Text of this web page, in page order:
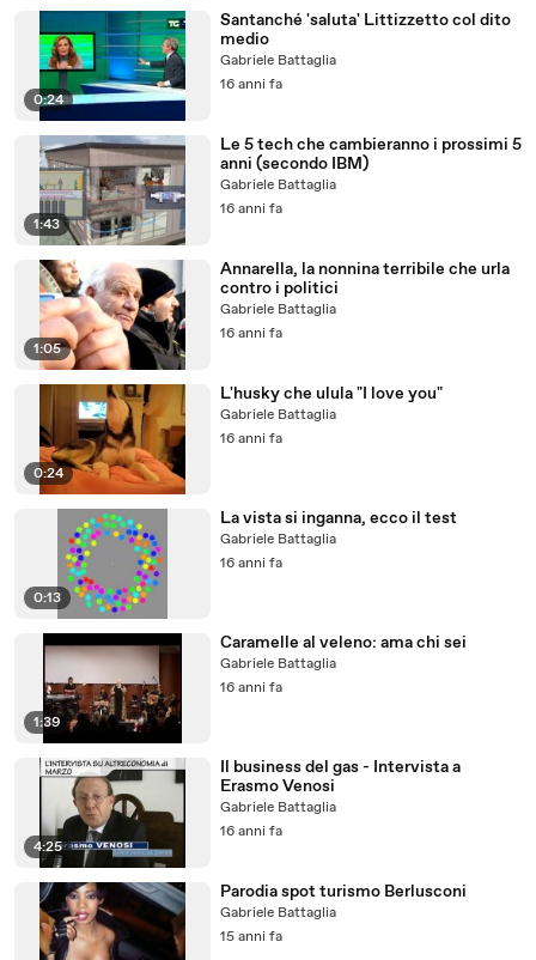
0:24
Santanché 'saluta' Littizzetto col dito
medio
Gabriele Battaglia
16 anni fa
1:43
Le 5 tech che cambieranno i prossimi 5
anni (secondo IBM)
Gabriele Battaglia
16 anni fa
1:05
Annarella, la nonnina terribile che urla
contro i politici
Gabriele Battaglia
16 anni fa
0:24
L'husky che ulula "I love you"
Gabriele Battaglia
16 anni fa
0:13
La vista si inganna, ecco il test
Gabriele Battaglia
16 anni fa
1:39
Caramelle al veleno: ama chi sei
Gabriele Battaglia
16 anni fa
4:25
Il business del gas - Intervista a
Erasmo Venosi
Gabriele Battaglia
16 anni fa
Parodia spot turismo Berlusconi
Gabriele Battaglia
15 anni fa